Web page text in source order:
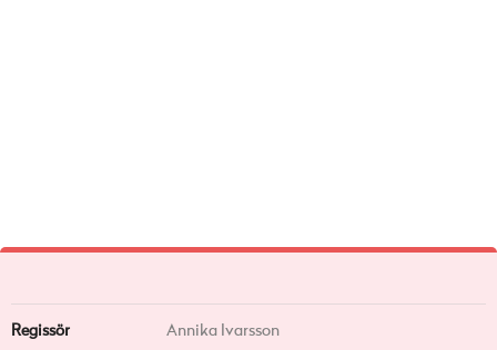
Regissör Annika Ivarsson